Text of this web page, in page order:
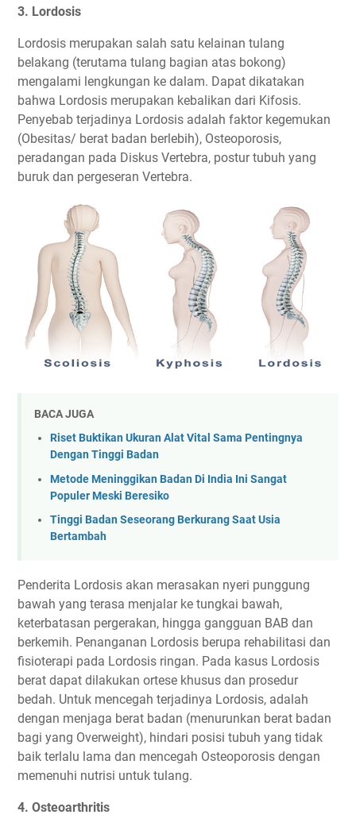
3. Lordosis
Lordosis merupakan salah satu kelainan tulang
belakang (terutama tulang bagian atas bokong)
mengalami lengkungan ke dalam. Dapat dikatakan
bahwa Lordosis merupakan kebalikan dari Kifosis.
Penyebab terjadinya Lordosis adalah faktor kegemukan
(Obesitas/ berat badan berlebih), Osteoporosis,
peradangan pada Diskus Vertebra, postur tubuh yang
buruk dan pergeseran Vertebra.
BACA JUGA
Riset Buktikan Ukuran Alat Vital Sama Pentingnya
Dengan Tinggi Badan
Metode Meninggikan Badan Di India Ini Sangat
Populer Meski Beresiko
Tinggi Badan Seseorang Berkurang Saat Usia
Bertambah
Penderita Lordosis akan merasakan nyeri punggung
bawah yang terasa menjalar ke tungkai bawah,
keterbatasan pergerakan, hingga gangguan BAB dan
berkemih. Penanganan Lordosis berupa rehabilitasi dan
fisioterapi pada Lordosis ringan. Pada kasus Lordosis
berat dapat dilakukan ortese khusus dan prosedur
bedah. Untuk mencegah terjadinya Lordosis, adalah
dengan menjaga berat badan (menurunkan berat badan
bagi yang Overweight), hindari posisi tubuh yang tidak
baik terlalu lama dan mencegah Osteoporosis dengan
memenuhi nutrisi untuk tulang.
4. Osteoarthritis